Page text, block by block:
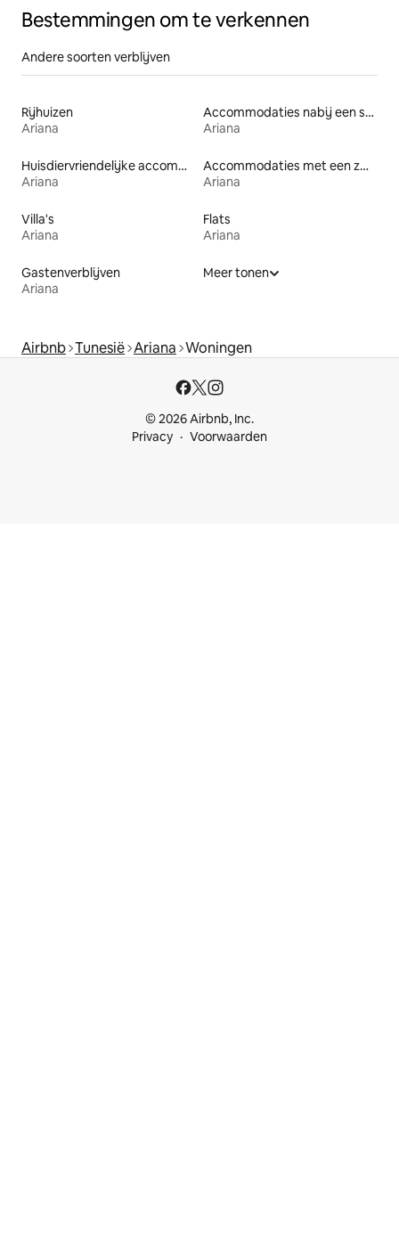
Bestemmingen om te verkennen
Andere soorten verblijven
Rijhuizen
Ariana
Accommodaties nabij een strand
Ariana
Huisdiervriendelijke accommodaties
Ariana
Accommodaties met een zwembad
Ariana
Villa's
Ariana
Flats
Ariana
Gastenverblijven
Ariana
Meer tonen
Airbnb Tunesië Ariana Woningen
© 2026 Airbnb, Inc.
Privacy
Voorwaarden